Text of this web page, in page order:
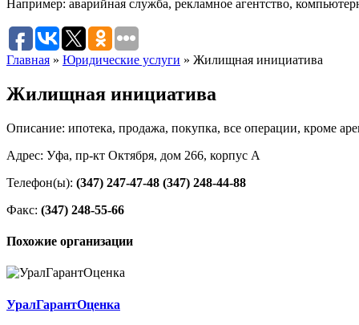
Например: аварийная служба, рекламное агентство,
Главная » Юридические услуги » Жилищная инициатива
Жилищная инициатива
Описание: ипотека, продажа, покупка, все операции, кроме
Адрес: Уфа, пр-кт Октября, дом 266, корпус А
Телефон(ы): (347) 247-47-48 (347) 248-44-88
Факс: (347) 248-55-66
Похожие организации
УралГарантОценка